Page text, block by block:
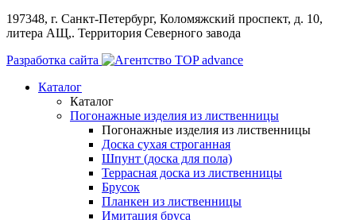
197348, г. Санкт-Петербург, Коломяжский проспект, д. 10,
литера АЩ,. Территория Северного завода
Разработка сайта
Каталог
Каталог
Погонажные изделия из лиственницы
Погонажные изделия из лиственницы
Доска сухая строганная
Шпунт (доска для пола)
Террасная доска из лиственницы
Брусок
Планкен из лиственницы
Имитация бруса